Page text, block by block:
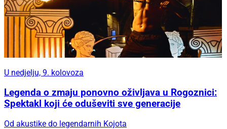
U nedjelju, 9. kolovoza
Legenda o zmaju ponovno oživljava u Rogoznici:
Spektakl koji će oduševiti sve generacije
Od akustike do legendarnih Kojota